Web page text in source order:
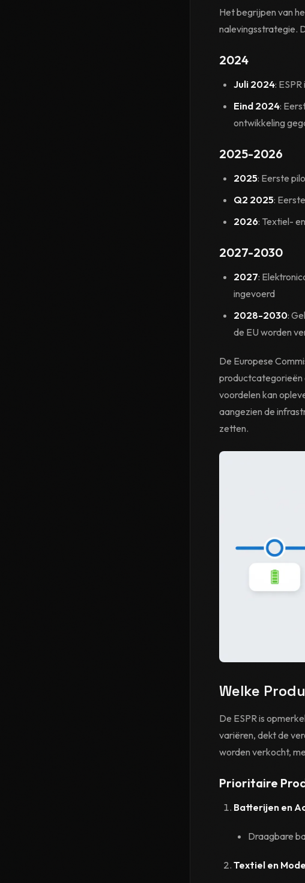
Het begrijpen van
nalevingsstrategie.
2024
Juli 2024:
Eind 2024:
ontwikkeling
2025-2026
2025: Eerste
Q2 2025:
2026: Textiel-
2027-2030
2027:
ingevoerd
2028-2030:
de EU worden
De Europese
productcategorieën
voordelen kan
aangezien de
zetten.
Welke
De ESPR is
variëren, dekt de
worden verkocht,
Prioritaire
Batterijen en
Draagbare
Textiel en Mode